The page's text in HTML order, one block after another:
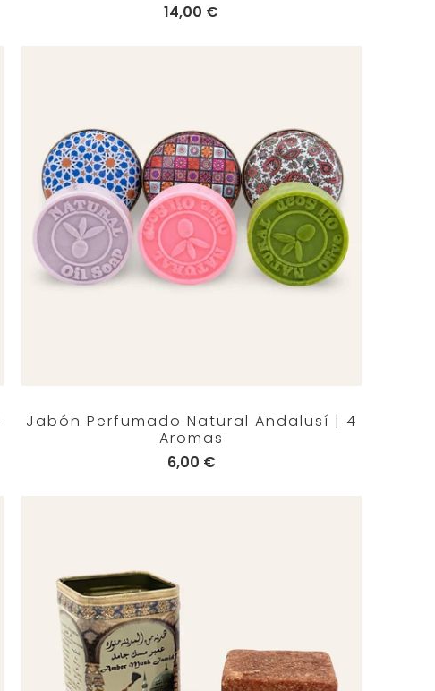
14,00 €
Jabón Perfumado Natural Andalusí | 4
Aromas
6,00 €